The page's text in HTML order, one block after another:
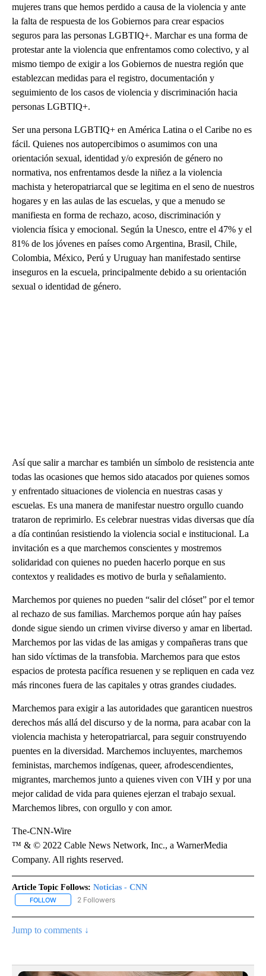
mujeres trans que hemos perdido a causa de la violencia y ante
la falta de respuesta de los Gobiernos para crear espacios
seguros para las personas LGBTIQ+. Marchar es una forma de
protestar ante la violencia que enfrentamos como colectivo, y al
mismo tiempo de exigir a los Gobiernos de nuestra región que
establezcan medidas para el registro, documentación y
seguimiento de los casos de violencia y discriminación hacia
personas LGBTIQ+.
Ser una persona LGBTIQ+ en América Latina o el Caribe no es
fácil. Quienes nos autopercibimos o asumimos con una
orientación sexual, identidad y/o expresión de género no
normativa, nos enfrentamos desde la niñez a la violencia
machista y heteropatriarcal que se legitima en el seno de nuestros
hogares y en las aulas de las escuelas, y que a menudo se
manifiesta en forma de rechazo, acoso, discriminación y
violencia física y emocional. Según la Unesco, entre el 47% y el
81% de los jóvenes en países como Argentina, Brasil, Chile,
Colombia, México, Perú y Uruguay han manifestado sentirse
inseguros en la escuela, principalmente debido a su orientación
sexual o identidad de género.
Así que salir a marchar es también un símbolo de resistencia ante
todas las ocasiones que hemos sido atacados por quienes somos
y enfrentado situaciones de violencia en nuestras casas y
escuelas. Es una manera de manifestar nuestro orgullo cuando
trataron de reprimirlo. Es celebrar nuestras vidas diversas que día
a día continúan resistiendo la violencia social e institucional. La
invitación es a que marchemos conscientes y mostremos
solidaridad con quienes no pueden hacerlo porque en sus
contextos y realidades es motivo de burla y señalamiento.
Marchemos por quienes no pueden “salir del clóset” por el temor
al rechazo de sus familias. Marchemos porque aún hay países
donde sigue siendo un crimen vivirse diverso y amar en libertad.
Marchemos por las vidas de las amigas y compañeras trans que
han sido víctimas de la transfobia. Marchemos para que estos
espacios de protesta pacífica resuenen y se repliquen en cada vez
más rincones fuera de las capitales y otras grandes ciudades.
Marchemos para exigir a las autoridades que garanticen nuestros
derechos más allá del discurso y de la norma, para acabar con la
violencia machista y heteropatriarcal, para seguir construyendo
puentes en la diversidad. Marchemos incluyentes, marchemos
feministas, marchemos indígenas, queer, afrodescendientes,
migrantes, marchemos junto a quienes viven con VIH y por una
mejor calidad de vida para quienes ejerzan el trabajo sexual.
Marchemos libres, con orgullo y con amor.
The-CNN-Wire
™ & © 2022 Cable News Network, Inc., a WarnerMedia
Company. All rights reserved.
Article Topic Follows: Noticias - CNN
FOLLOW FOLLOW "NOTICIAS - CNN" TO RECEIVE NOTIFICATIONS ABOUT
2 Followers
Jump to comments ↓